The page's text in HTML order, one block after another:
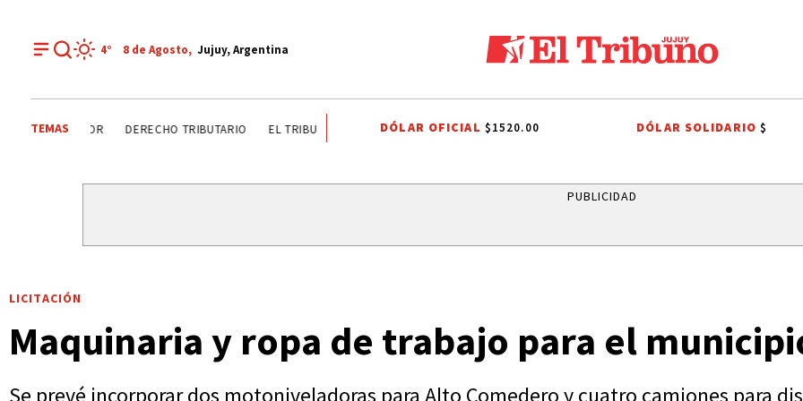
4° 8 de Agosto, Jujuy, Argentina
TEMAS DÍA DEL INGENIERO AGRÓNOMO ANALIZAN SECTOR DERECHO TRIBUTARIO EL TRIBUNO POR LOS BARRIOS ONDA ESTUDIANTIL
DÓLAR OFICIAL $1520.00 DÓLAR SOLIDARIO$
PUBLICIDAD
LICITACIÓN
Maquinaria y ropa de trabajo para el
Se prevé incorporar dos motoniveladoras para Alto Comedero y cuatro camiones para